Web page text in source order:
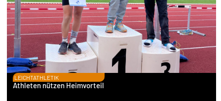
LEICHTATHLETIK
Athleten nützen Heimvorteil